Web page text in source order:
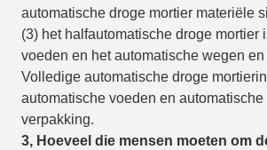
automatische droge mortier materiële
(3) het halfautomatische droge mortier
voeden en het automatische wegen
Volledige automatische droge
automatische voeden en
verpakking.
3, Hoeveel die mensen moeten om